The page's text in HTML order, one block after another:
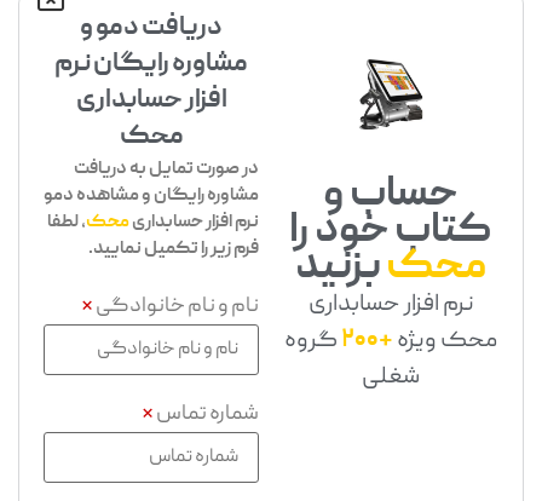
حساب و
کتاب خود را
محکبزنید
نرم افزار حسابداری
محک ویژه+200
گروه
شغلی
دریافت دمو و
مشاوره رایگان نرم
افزار حسابداری
محک
در صورت تمایل به دریافت
مشاوره رایگان و مشاهده دمو
نرم افزار حسابداریمحک، لطفا
فرم زیر را تکمیل نمایید.
نام و نام خانوادگی*
شماره تماس*